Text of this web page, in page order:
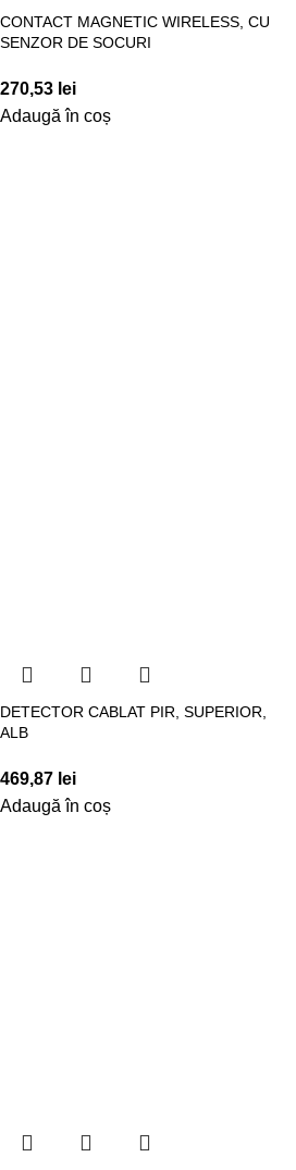
CONTACT MAGNETIC WIRELESS, CU
SENZOR DE SOCURI
270,53 lei
Adaugă în coș
DETECTOR CABLAT PIR, SUPERIOR,
ALB
469,87 lei
Adaugă în coș